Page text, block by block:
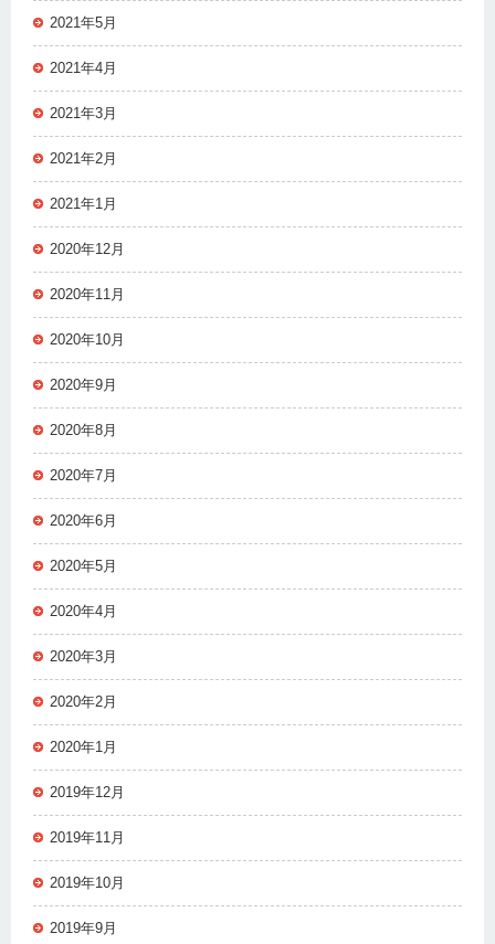
2021年5月
2021年4月
2021年3月
2021年2月
2021年1月
2020年12月
2020年11月
2020年10月
2020年9月
2020年8月
2020年7月
2020年6月
2020年5月
2020年4月
2020年3月
2020年2月
2020年1月
2019年12月
2019年11月
2019年10月
2019年9月